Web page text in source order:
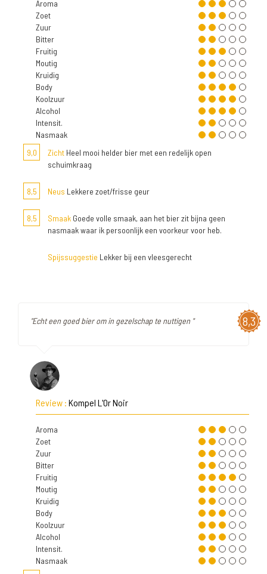
Aroma
Zoet
Zuur
Bitter
Fruitig
Moutig
Kruidig
Body
Koolzuur
Alcohol
Intensit.
Nasmaak
9,0
Zicht Heel mooi helder bier met een redelijk open
schuimkraag
8,5 Neus Lekkere zoet/frisse geur
8,5 Smaak Goede volle smaak, aan het bier zit bijna geen
nasmaak waar ik persoonlijk een voorkeur voor heb.
Spijssuggestie Lekker bij een vleesgerecht
8,3
"Echt een goed bier om in gezelschap te nuttigen "
Review : Kompel L'Or Noir
Aroma
Zoet
Zuur
Bitter
Fruitig
Moutig
Kruidig
Body
Koolzuur
Alcohol
Intensit.
Nasmaak